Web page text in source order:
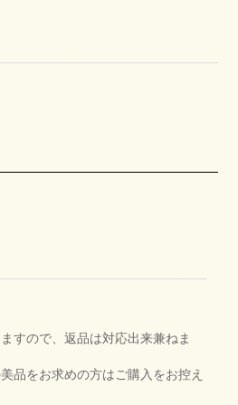
すので、返品は対応出来兼ねま
品をお求めの方はご購入をお控え